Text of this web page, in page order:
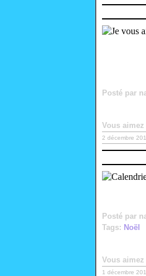
Posté par
Vous aimez
2 décembre
Posté par
Tags: Noël
Vous aimez
1 décembre